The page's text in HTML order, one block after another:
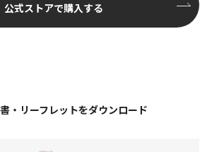
公式ストアで購入する
・リーフレットをダウンロード